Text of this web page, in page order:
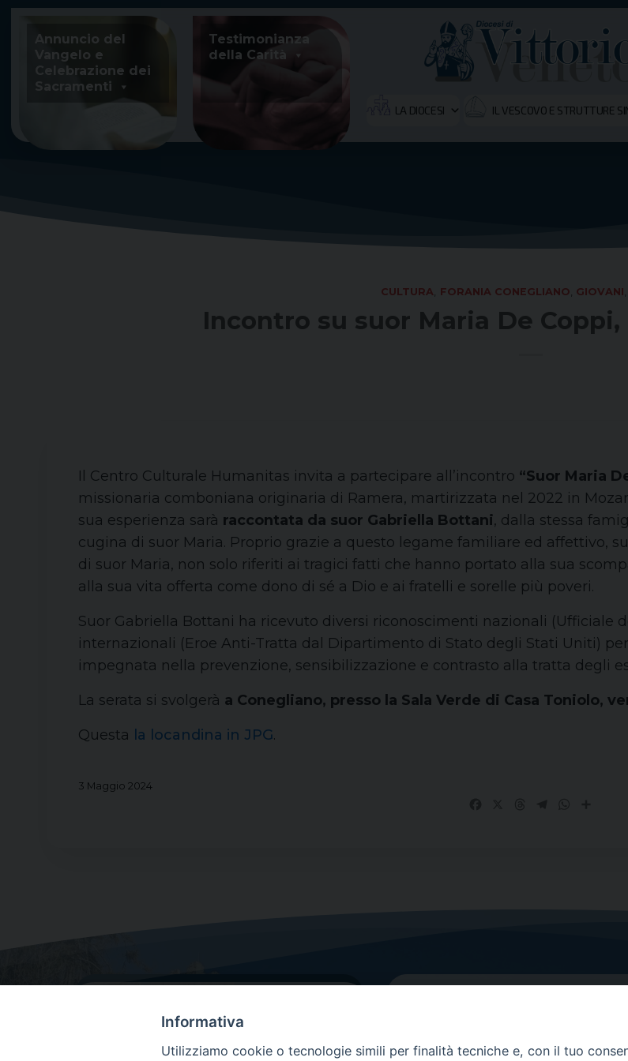
Skip
content
Annuncio del
Vangelo e
Celebrazione dei
Sacramenti
Testimonianza
della Carità
LA DIOCESI IL VESCOVO E STRUTTURE
CULTURA FORANIA CONEGLIANO GIOVANI
Incontro su suor Maria De Coppi,
Il Centro Culturale Humanitas invita a partecipare all’incontro “Suor Maria
missionaria comboniana originaria di Ramera, martirizzata nel 2022 in
sua esperienza sarà raccontata da suor Gabriella Bottani, dalla stessa
cugina di suor Maria. Proprio grazie a questo legame familiare ed affettivo,
di suor Maria, non solo riferiti ai tragici fatti che hanno portato alla sua
alla sua vita offerta come dono di sé a Dio e ai fratelli e sorelle più poveri.
Suor Gabriella Bottani ha ricevuto diversi riconoscimenti nazionali (Ufficiale
internazionali (Eroe Anti-Tratta dal Dipartimento di Stato degli Stati Uniti)
impegnata nella prevenzione, sensibilizzazione e contrasto alla tratta degli
La serata si svolgerà a Conegliano, presso la Sala Verde di Casa Toniolo,
Questa la locandina in JPG.
3 Maggio 2024
Informativa
Utilizziamo cookie o tecnologie simili per finalità tecniche e, con il tuo